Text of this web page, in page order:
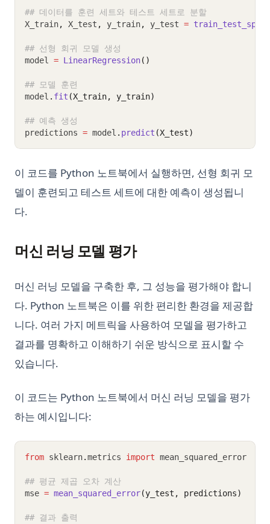
## 데이터를 훈련 세트와 테스트 세트로 분할
X_train, X_test , y_train, y_test = train_test_split
## 선형 회귀 모델 생성
model = LinearRegression()
## 모델 훈련
model . fit (X_train, y_train)
## 예측 생성
predictions = model . predict (X_test)
이 코드를 Python 노트북에서 실행하면, 선형 회귀 모
델이 훈련되고 테스트 세트에 대한 예측이 생성됩니
다.
머신 러닝 모델 평가
머신 러닝 모델을 구축한 후, 그 성능을 평가해야 합니
다. Python 노트북은 이를 위한 편리한 환경을 제공합
니다. 여러 가지 메트릭을 사용하여 모델을 평가하고
결과를 명확하고 이해하기 쉬운 방식으로 표시할 수
있습니다.
이 코드는 Python 노트북에서 머신 러닝 모델을 평가
하는 예시입니다:
from sklearn.metrics import mean_squared_error
## 평균 제곱 오차 계산
mse = mean_squared_error(y_test, predictions)
## 결과 출력